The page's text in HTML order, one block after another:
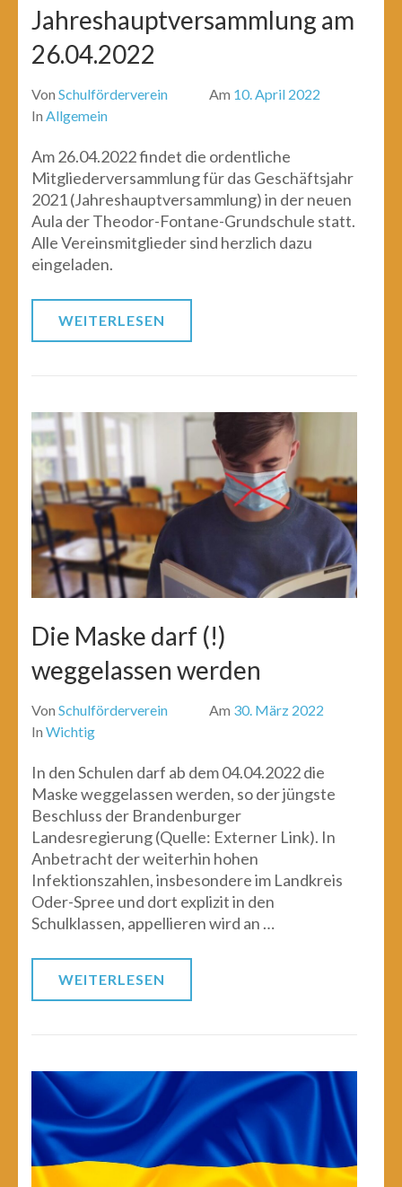
Jahreshauptversammlung am
26.04.2022
Von Schulförderverein Am 10. April 2022
In Allgemein
Am 26.04.2022 findet die ordentliche
Mitgliederversammlung für das Geschäftsjahr
2021 (Jahreshauptversammlung) in der neuen
Aula der Theodor-Fontane-Grundschule statt.
Alle Vereinsmitglieder sind herzlich dazu
eingeladen.
WEITERLESEN
Die Maske darf (!)
weggelassen werden
Von Schulförderverein Am 30. März 2022
In Wichtig
In den Schulen darf ab dem 04.04.2022 die
Maske weggelassen werden, so der jüngste
Beschluss der Brandenburger
Landesregierung (Quelle: Externer Link). In
Anbetracht der weiterhin hohen
Infektionszahlen, insbesondere im Landkreis
Oder-Spree und dort explizit in den
Schulklassen, appellieren wird an …
WEITERLESEN